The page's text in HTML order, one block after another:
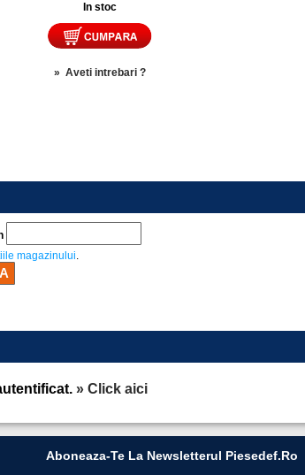
In stoc
» Aveti intrebari ?
magazinului.
» Click aici
Aboneaza-Te La Newsletterul Piesedef.ro